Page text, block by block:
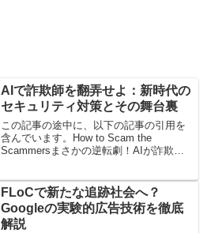
AIで詐欺師を翻弄せよ：新時代の
セキュリティ対策とその舞台裏
この記事の途中に、以下の記事の引用を
含んでいます。How to Scam the
Scammersまさかの逆転劇！AIが詐欺師
ら“おいしい投資話”や“不労所得”を持ち...
FLoCで新たな追跡社会へ？
Googleの実験的広告技術を徹底
解説